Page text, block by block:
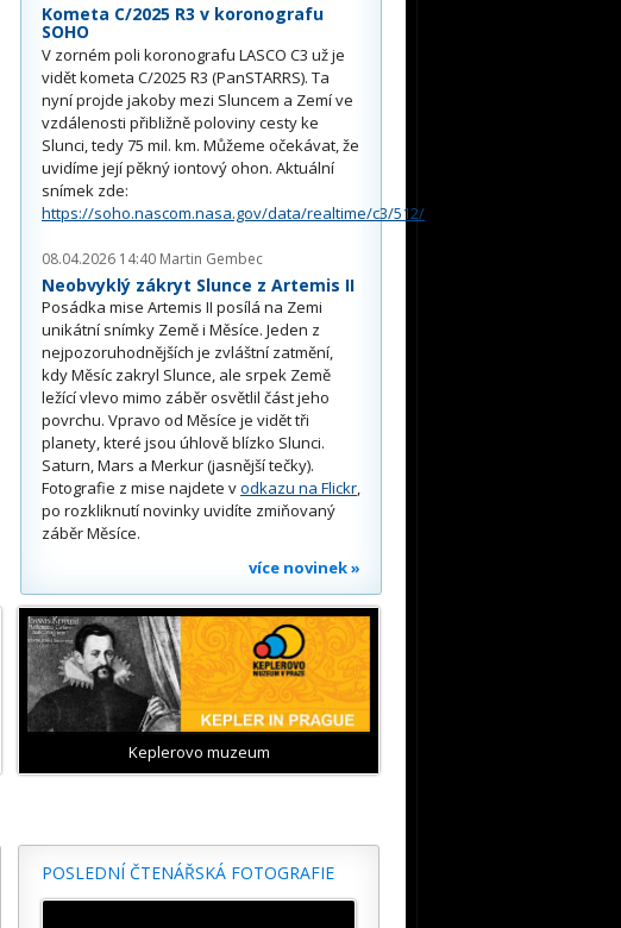
Kometa C/2025 R3 v koronografu
SOHO
V zorném poli koronografu LASCO C3 už je
vidět kometa C/2025 R3 (PanSTARRS). Ta
nyní projde jakoby mezi Sluncem a Zemí ve
vzdálenosti přibližně poloviny cesty ke
Slunci, tedy 75 mil. km. Můžeme očekávat, že
uvidíme její pěkný iontový ohon. Aktuální
snímek zde:
https://soho.nascom.nasa.gov/data/realtime/c3/512/
08.04.2026 14:40 Martin Gembec
Neobvyklý zákryt Slunce z Artemis II
Posádka mise Artemis II posílá na Zemi
unikátní snímky Země i Měsíce. Jeden z
nejpozoruhodnějších je zvláštní zatmění,
kdy Měsíc zakryl Slunce, ale srpek Země
ležící vlevo mimo záběr osvětlil část jeho
povrchu. Vpravo od Měsíce je vidět tři
planety, které jsou úhlově blízko Slunci.
Saturn, Mars a Merkur (jasnější tečky).
Fotografie z mise najdete vodkazu na Flickr,
po rozkliknutí novinky uvidíte zmiňovaný
záběr Měsíce.
více novinek »
Keplerovo muzeum
POSLEDNÍ ČTENÁŘSKÁ FOTOGRAFIE